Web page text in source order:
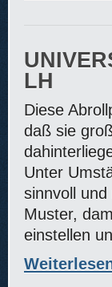
LH
Diese
daß sie
Unter
sinnvoll
Muster,
einstellen